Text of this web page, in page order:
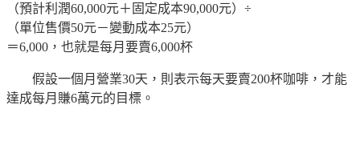
（預計利潤60,000元＋固定成本90,000元）÷
（單位售價50元－變動成本25元）
＝6,000，也就是每月要賣6,000杯
假設一個月營業30天，則表示每天要賣200杯咖啡，才能
達成每月賺6萬元的目標。